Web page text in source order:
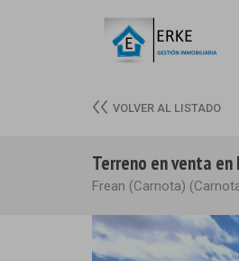
VOLVER AL LISTADO
Terreno en venta en
Frean (Carnota)